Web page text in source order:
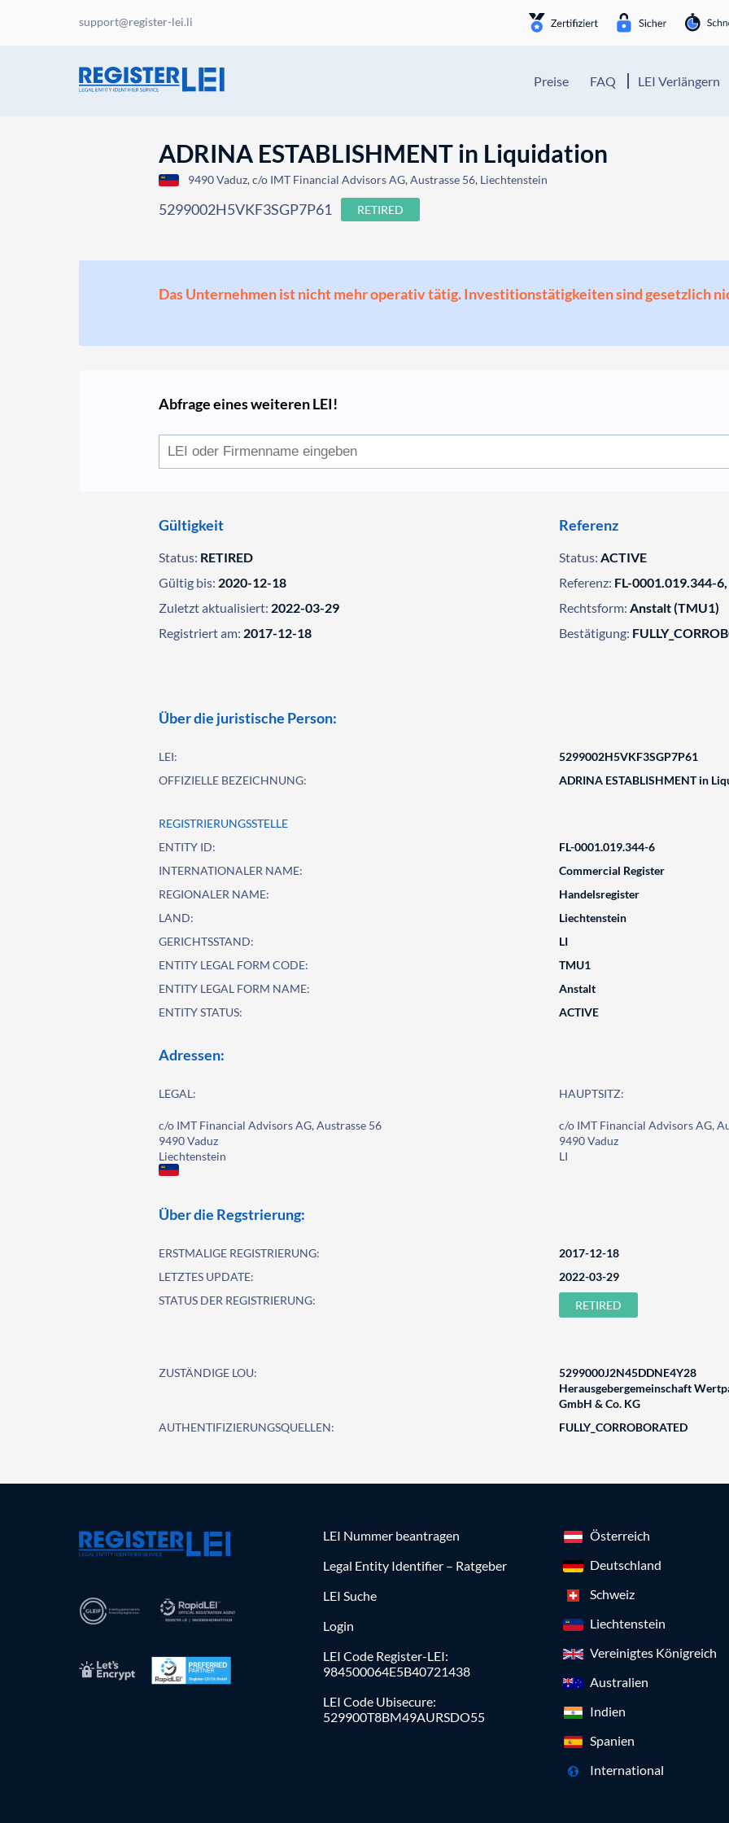
support@register-lei.li
Preise FAQ LEI Verlängern
ADRINA ESTABLISHMENT in Liquidation
9490 Vaduz, c/o IMT Financial Advisors AG, Austrasse 56, Liechtenstein
5299002H5VKF3SGP7P61 RETIRED
Das Unternehmen ist nicht mehr operativ tätig. Investitionstätigkeiten sind gesetzlich
Abfrage eines weiteren LEI!
Gültigkeit
Status: RETIRED
Gültig bis: 2020-12-18
Zuletzt aktualisiert: 2022-03-29
Registriert am: 2017-12-18
Referenz
Status: ACTIVE
Referenz: FL-0001.019.344-
Rechtsform: Anstalt (TMU1)
Bestätigung:
Über die juristische Person:
LEI:
5299002H5VKF3SGP7P61
OFFIZIELLE BEZEICHNUNG:
ADRINA ESTABLISHMENT in
REGISTRIERUNGSSTELLE
ENTITY ID:
FL-0001.019.344-6
INTERNATIONALER NAME:
Commercial Register
REGIONALER NAME:
Handelsregister
LAND:
Liechtenstein
GERICHTSSTAND:
LI
ENTITY LEGAL FORM CODE:
TMU1
ENTITY LEGAL FORM NAME:
Anstalt
ENTITY STATUS:
ACTIVE
Adressen:
LEGAL:
c/o IMT Financial Advisors AG, Austrasse 56
9490 Vaduz
Liechtenstein
HAUPTSITZ:
c/o IMT Financial Advisors AG,
9490 Vaduz
LI
Über die Regstrierung:
ERSTMALIGE REGISTRIERUNG:
2017-12-18
LETZTES UPDATE:
2022-03-29
STATUS DER REGISTRIERUNG:
RETIRED
ZUSTÄNDIGE LOU:
5299000J2N45DDNE4Y28
Herausgebergemeinschaft
GmbH & Co. KG
AUTHENTIFIZIERUNGSQUELLEN:
FULLY_CORROBORATED
LEI Nummer beantragen
Legal Entity Identifier – Ratgeber
LEI Suche
Login
LEI Code Register-LEI:
984500064E5B40721438
LEI Code Ubisecure:
529900T8BM49AURSDO55
Österreich
Deutschland
Schweiz
Liechtenstein
Vereinigtes Königreich
Australien
Indien
Spanien
International